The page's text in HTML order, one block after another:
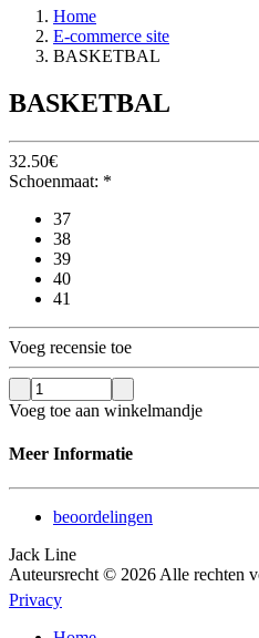
Home
E-commerce site
BASKETBAL
BASKETBAL
32.50€
Schoenmaat: *
37
38
39
40
41
Voeg recensie toe
Voeg toe aan winkelmandje
Meer Informatie
beoordelingen
Jack Line
Auteursrecht © 2026 Alle rechten
Privacy